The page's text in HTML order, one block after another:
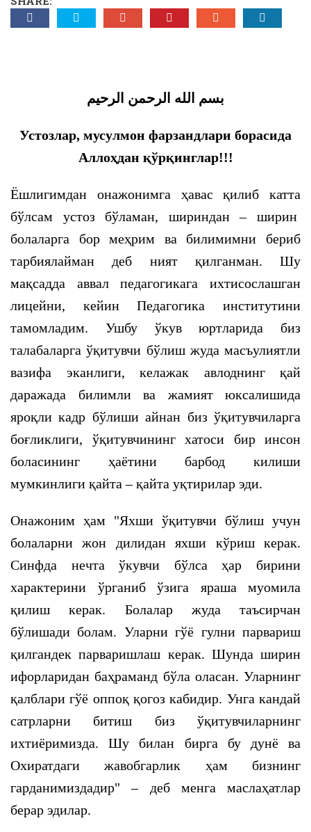
بسم الله الرحمن الرحيم
Устозлар, мусулмон фарзандлари борасида
Аллоҳдан қўрқинглар!!!
Ёшлигимдан онажонимга ҳавас қилиб катта
бўлсам устоз бўламан, шириндан – ширин
болаларга бор меҳрим ва билимимни бериб
тарбиялайман деб ният қилганман. Шу
мақсадда аввал педагогикага ихтисослашган
лицейни, кейин Педагогика институтини
тамомладим. Ушбу ўкув юртларида биз
талабаларга ўқитувчи бўлиш жуда масъулиятли
вазифа эканлиги, келажак авлоднинг қай
даражада билимли ва жамият юксалишида
яроқли кадр бўлиши айнан биз ўқитувчиларга
боғликлиги, ўқитувчининг хатоси бир инсон
боласининг ҳаётини барбод килиши
мумкинлиги қайта – қайта уқтирилар эди.
Онажоним ҳам "Яхши ўқитувчи бўлиш учун
болаларни жон дилидан яхши кўриш керак.
Синфда нечта ўкувчи бўлса ҳар бирини
характерини ўрганиб ўзига яраша муомила
қилиш керак. Болалар жуда таъсирчан
бўлишади болам. Уларни гўё гулни парвариш
қилгандек парваришлаш керак. Шунда ширин
ифорларидан баҳраманд бўла оласан. Уларнинг
қалблари гўё оппоқ қогоз кабидир. Унга кандай
сатрларни битиш биз ўқитувчиларнинг
ихтиёримизда. Шу билан бирга бу дунё ва
Охиратдаги жавобгарлик ҳам бизнинг
гарданимиздадир" – деб менга маслаҳатлар
берар эдилар.